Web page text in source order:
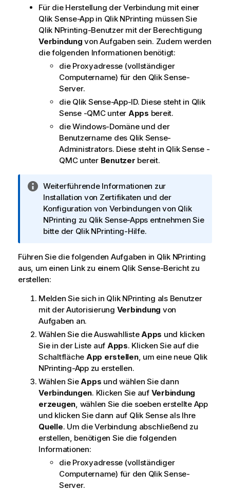
Für die Herstellung der Verbindung mit einer
Qlik Sense-App in Qlik NPrinting müssen Sie
Qlik NPrinting-Benutzer mit der Berechtigung
Verbindung von Aufgaben sein. Zudem werden
die folgenden Informationen benötigt:
die Proxyadresse (vollständiger
Computername) für den Qlik Sense-
Server.
die Qlik Sense-App-ID. Diese steht in Qlik
Sense-QMC unter Apps bereit.
die Windows-Domäne und der
Benutzername des Qlik Sense-
Administrators. Diese steht in Qlik Sense-
QMC unter Benutzer bereit.
I
n
f
o
r
a
t
i
n
s
h
i
n
w
e
i
s
Weiterführende Informationen zur
Installation von Zertifikaten und der
Konfiguration von Verbindungen von Qlik
NPrinting zu Qlik Sense-Apps entnehmen Sie
bitte der Qlik NPrinting-Hilfe.
Führen Sie die folgenden Aufgaben in Qlik NPrinting
aus, um einen Link zu einem Qlik Sense-Bericht zu
erstellen:
Melden Sie sich in Qlik NPrinting als Benutzer
mit der Autorisierung Verbindung von
Aufgaben an.
Wählen Sie die AuswahllisteApps und klicken
Sie in der Liste auf Apps. Klicken Sie auf die
Schaltfläche App erstellen, um eine neue Qlik
NPrinting-App zu erstellen.
Wählen SieApps und wählen Sie dann
Verbindungen. Klicken Sie auf Verbindung
erzeugen, wählen Sie die soeben erstellte App
und klicken Sie dann auf Qlik Sense als Ihre
Quelle. Um die Verbindung abschließend zu
erstellen, benötigen Sie die folgenden
Informationen:
die Proxyadresse (vollständiger
Computername) für den Qlik Sense-
Server.